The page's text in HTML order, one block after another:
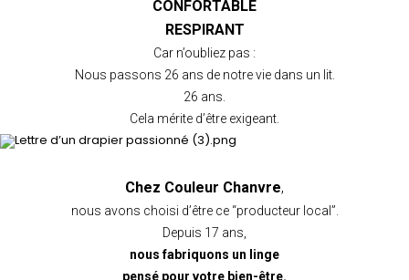
CONFORTABLE
RESPIRANT
Car n’oubliez pas :
Nous passons 26 ans de notre vie dans un lit.
26 ans.
Cela mérite d’être exigeant.
Chez Couleur Chanvre,
nous avons choisi d’être ce “producteur local”.
Depuis 17 ans,
nous fabriquons un linge
pensé pour votre bien-être.